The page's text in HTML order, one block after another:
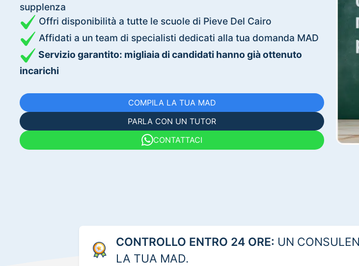
supplenza
Offri disponibilità a tutte le scuole di Pieve Del Cairo
Affidati a un team di specialisti dedicati alla tua domanda MAD
Servizio garantito: migliaia di candidati hanno già ottenuto
incarichi
COMPILA LA TUA MAD
PARLA CON UN TUTOR
CONTATTACI
CONTROLLO ENTRO 24 ORE: UN
LA TUA MAD.